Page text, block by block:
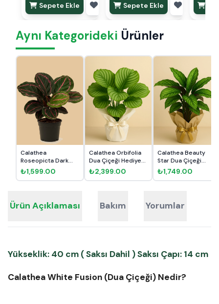
Sepete Ekle Sepete Ekle
Aynı Kategorideki Ürünler
Calathea
Roseopicta Dark
Dua Çiçeği
₺1,599.00
Calathea Orbifolia
Dua Çiçeği Hediye
Pak...
₺2,399.00
Calathea Beauty
Star Dua Çiçeği
Hediye P...
₺1,749.00
Ürün Açıklaması Bakım Yorumlar
Yükseklik: 40 cm ( Saksı Dahil ) Saksı Çapı: 14 cm
Calathea White Fusion (Dua Çiçeği) Nedir?